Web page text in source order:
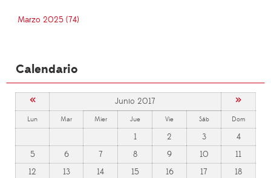
Marzo 2025 (74)
Calendario
« Junio 2017 »
Lun Mar Mier Jue Vie Sáb Dom
1 2 3
4
5
6 7 8 9 10
11
12
13 14 15 16 17
18